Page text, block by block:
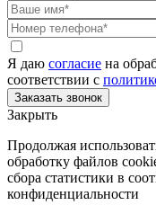
Я даю согласие на
соответствии с
Закрыть
Продолжая
обработку файлов
сбора статистики в
конфиденциальности